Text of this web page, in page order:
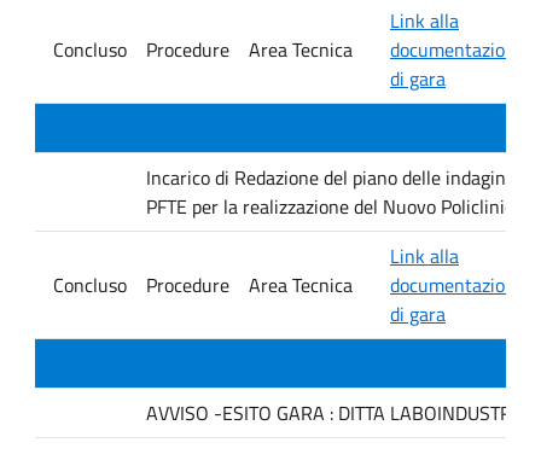
Concluso Procedure Area Tecnica
Link alla
documentazione
di gara
Incarico di Redazione del piano delle indagini
PFTE per la realizzazione del Nuovo Policlinico
Concluso Procedure Area Tecnica
Link alla
documentazione
di gara
AVVISO -ESITO GARA : DITTA LABOINDUSTRIA